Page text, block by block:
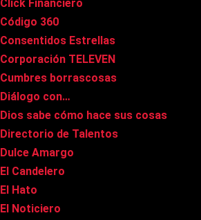
Click Financiero
Código 360
Consentidos Estrellas
Corporación TELEVEN
Cumbres borrascosas
Diálogo con…
Dios sabe cómo hace sus cosas
Directorio de Talentos
Dulce Amargo
El Candelero
El Hato
El Noticiero